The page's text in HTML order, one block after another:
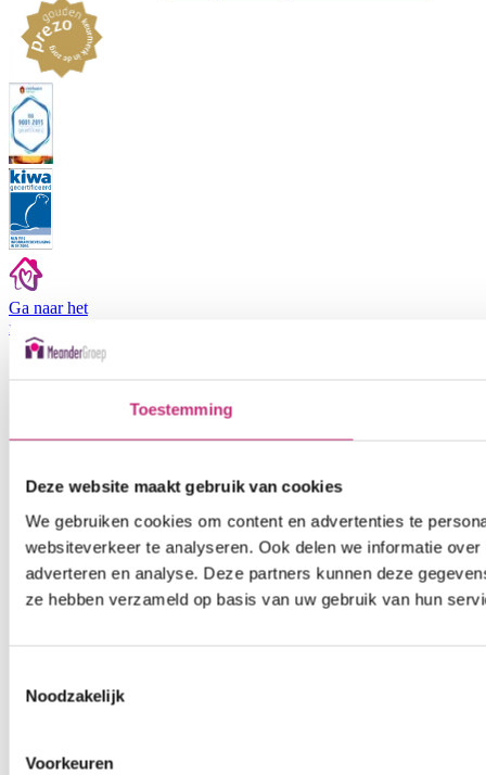
Toestemming
Deze website maakt gebruik van cookies
We gebruiken cookies om content en advertenties te
websiteverkeer te analyseren. Ook delen we informatie
adverteren en analyse. Deze partners kunnen deze
ze hebben verzameld op basis van uw gebruik van hun
Noodzakelijk
Voorkeuren
Ga naar het
medewerkers